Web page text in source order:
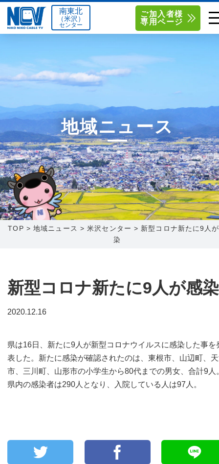
南東北センター（福島）
函館センター 0138-34-2525
新潟センター 025-210-1200
単品料金
お得なセットプラン
料金シミュレーション
サポート
Q&A
センター情報
〒992-0044
山形県米沢市春日四丁目2-75
0238-24-2525
営業時間 9:00～18:00
南東北センター(福島)
〒960-8252
福島県福島市御山字一本松17-1-
1
0120-173-577
営業時間 9:15～18:00
北海道函館市桔梗町379-31
0138-34-2525
営業時間 9:00～18:00
新潟県新潟市西区山田2310-39
025-210-1200
営業時間 9:00～18:00
南東北
（米沢）
センター
ご加入者様
専用ページ
地域ニュース
TOP >地域ニュース >米沢センター > 新型コロナ新たに9人
染
新型コロナ新たに9人が感染
2020.12.16
県は16日、新たに9人が新型コロナウイルスに感染した事を
表した。新たに感染が確認されたのは、東根市、山辺町、
市、三川町、山形市の小学生から80代までの男女、合計9人
県内の感染者は290人となり、入院している人は97人。